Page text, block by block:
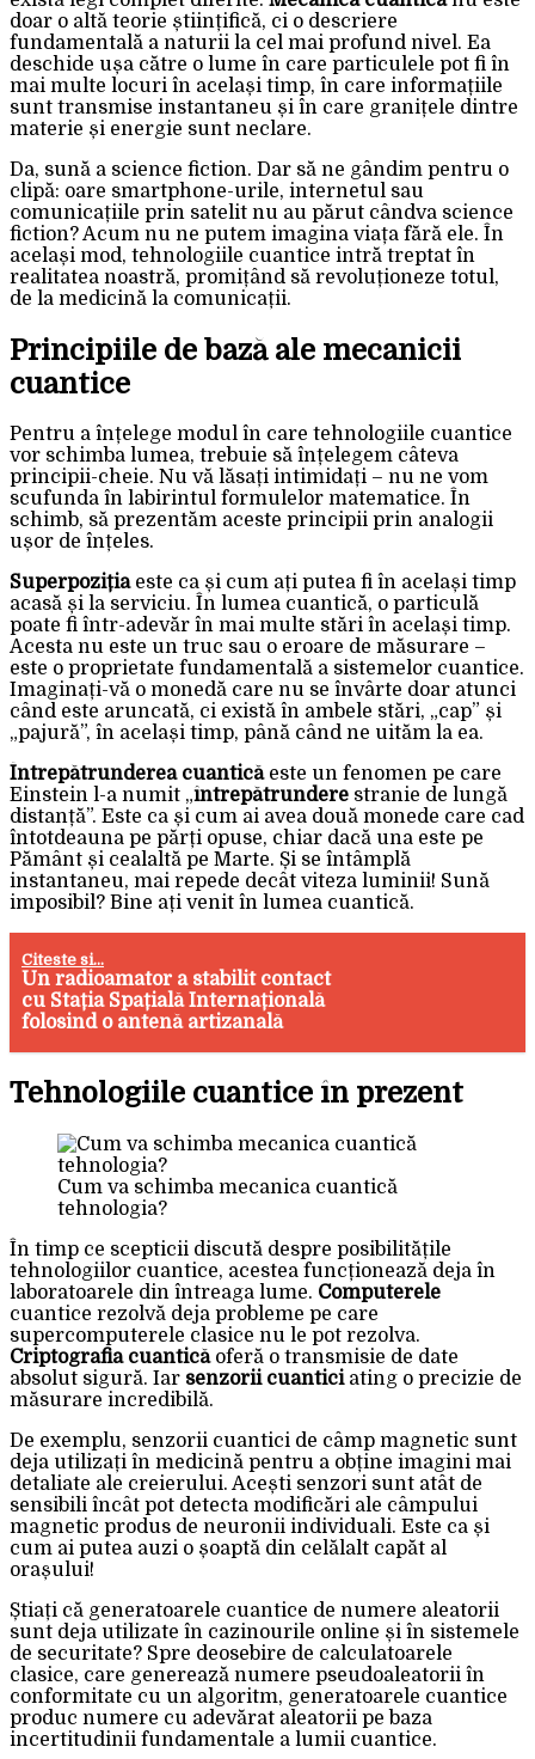
doar o altă teorie științifică, ci o descriere
fundamentală a naturii la cel mai profund nivel. Ea
deschide ușa către o lume în care particulele pot fi în
mai multe locuri în același timp, în care informațiile
sunt transmise instantaneu și în care granițele dintre
materie și energie sunt neclare.
Da, sună a science fiction. Dar să ne gândim pentru o
clipă: oare smartphone-urile, internetul sau
comunicațiile prin satelit nu au părut cândva science
fiction? Acum nu ne putem imagina viața fără ele. În
același mod, tehnologiile cuantice intră treptat în
realitatea noastră, promițând să revoluționeze totul,
de la medicină la comunicații.
Principiile de bază ale mecanicii
cuantice
Pentru a înțelege modul în care tehnologiile cuantice
vor schimba lumea, trebuie să înțelegem câteva
principii-cheie. Nu vă lăsați intimidați – nu ne vom
scufunda în labirintul formulelor matematice. În
schimb, să prezentăm aceste principii prin analogii
ușor de înțeles.
Superpozițiaeste ca și cum ați putea fi în același timp
acasă și la serviciu. În lumea cuantică, o particulă
poate fi într-adevăr în mai multe stări în același timp.
Acesta nu este un truc sau o eroare de măsurare –
este o proprietate fundamentală a sistemelor cuantice.
Imaginați-vă o monedă care nu se învârte doar atunci
când este aruncată, ci există în ambele stări, „cap” și
„pajură”, în același timp, până când ne uităm la ea.
Întrepătrunderea cuanticăeste un fenomen pe care
Einstein l-a numit „întrepătrundere stranie de lungă
distanță”. Este ca și cum ai avea două monede care cad
întotdeauna pe părți opuse, chiar dacă una este pe
Pământ și cealaltă pe Marte. Și se întâmplă
instantaneu, mai repede decât viteza luminii! Sună
imposibil? Bine ați venit în lumea cuantică.
Citeste si...
Un radioamator a stabilit contact
cu Stația Spațială Internațională
folosind o antenă artizanală
Tehnologiile cuantice în prezent
Cum va schimba mecanica cuantică
tehnologia?
În timp ce scepticii discută despre posibilitățile
tehnologiilor cuantice, acestea funcționează deja în
laboratoarele din întreaga lume. Computerele
cuantice rezolvă deja probleme pe care
supercomputerele clasice nu le pot rezolva.
Criptografia cuanticăoferă o transmisie de date
absolut sigură. Iar senzorii cuanticiating o precizie de
măsurare incredibilă.
De exemplu, senzorii cuantici de câmp magnetic sunt
deja utilizați în medicină pentru a obține imagini mai
detaliate ale creierului. Acești senzori sunt atât de
sensibili încât pot detecta modificări ale câmpului
magnetic produs de neuronii individuali. Este ca și
cum ai putea auzi o șoaptă din celălalt capăt al
orașului!
Știați că generatoarele cuantice de numere aleatorii
sunt deja utilizate în cazinourile online și în sistemele
de securitate? Spre deosebire de calculatoarele
clasice, care generează numere pseudoaleatorii în
conformitate cu un algoritm, generatoarele cuantice
produc numere cu adevărat aleatorii pe baza
incertitudinii fundamentale a lumii cuantice.